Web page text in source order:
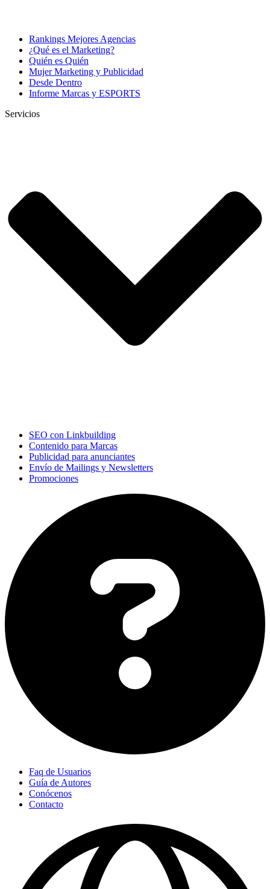
Rankings Mejores Agencias
¿Qué es el Marketing?
Quién es Quién
Mujer Marketing y Publicidad
Desde Dentro
Informe Marcas y ESPORTS
Servicios
SEO con Linkbuilding
Contenido para Marcas
Publicidad para anunciantes
Envío de Mailings y Newsletters
Promociones
Faq de Usuarios
Guía de Autores
Conócenos
Contacto